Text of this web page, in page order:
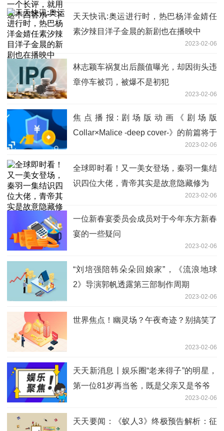
天天快讯:奥运进行时，热巴杨洋金婧任
素汐辣目洋子金晨的新剧也在播映中
2023-02-06
林志颖车祸复出后颜值曝光，却因街头违
章停车被罚，被爆不是初犯
2023-02-06
焦点播报:剧场版动画《剧场版
Collar×Malice -deep cover-》的前篇将于
2023-02-06
全球即时看！又一美女登场，秦羽一集结
识四位大佬，青帝其实是故意隐藏修为
2023-02-06
一位新春宴委员会成员对于今年东方新春
宴的一些疑问
2023-02-06
“刘培强陪韩朵朵回娘家”，《流浪地球
2》导演郭帆透露第三部制作周期
2023-02-06
世界焦点！幽灵场？午夜奇迹？别搞笑了
2023-02-06
天天新消息丨娱乐圈“老来得子”的明星，
第一位81岁再当爸，既是父亲又是爷爷
2023-02-06
天天要闻：《蚁人3》终极预告解析：征